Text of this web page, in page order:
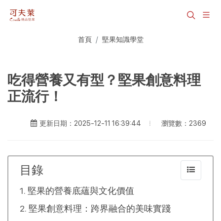
首頁 堅果知識學堂
吃得營養又有型？堅果創意料理
正流行！
更新日期：2025-12-11 16:39:44 瀏覽數：2369
目錄
堅果的營養底蘊與文化價值
堅果創意料理：跨界融合的美味實踐